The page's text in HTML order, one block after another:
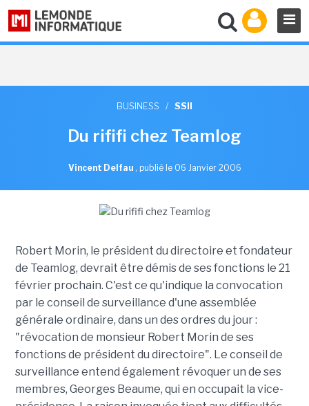
BUSINESS / SSII
Du rififi chez Teamlog
Vincent Delfau , publié le 06 Janvier 2006
Robert Morin, le président du directoire et fondateur
de Teamlog, devrait être démis de ses fonctions le 21
février prochain. C'est ce qu'indique la convocation
par le conseil de surveillance d'une assemblée
générale ordinaire, dans un des ordres du jour :
"révocation de monsieur Robert Morin de ses
fonctions de président du directoire". Le conseil de
surveillance entend également révoquer un de ses
membres, Georges Beaume, qui en occupait la vice-